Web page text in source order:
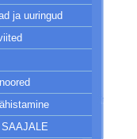
ja uuringud